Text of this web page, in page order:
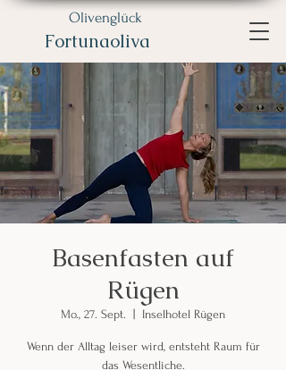
Olivenglück
Fortunaoliva
Basenfasten auf
Rügen
Mo., 27. Sept. Inselhotel Rügen
Wenn der Alltag leiser wird, entsteht Raum für
das Wesentliche.